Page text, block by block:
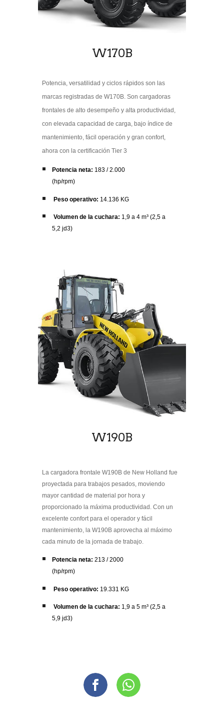
W170B
Potencia, versatilidad y ciclos rápidos son las
marcas registradas de W170B. Son cargadoras
frontales de alto desempeño y alta productividad,
con elevada capacidad de carga, bajo índice de
mantenimiento, fácil operación y gran confort,
ahora con la certificación Tier 3
Potencia neta: 183 / 2.000
(hp/rpm)
Peso operativo: 14.136 KG
Volumen de la cuchara: 1,9 a 4 m³ (2,5 a
5,2 jd3)
W190B
La cargadora frontale W190B de New Holland fue
proyectada para trabajos pesados, moviendo
mayor cantidad de material por hora y
proporcionado la máxima productividad. Con un
excelente confort para el operador y fácil
mantenimiento, la W190B aprovecha al máximo
cada minuto de la jornada de trabajo.
Potencia neta: 213 / 2000
(hp/rpm)
Peso operativo: 19.331 KG
Volumen de la cuchara: 1,9 a 5 m³ (2,5 a
5,9 jd3)